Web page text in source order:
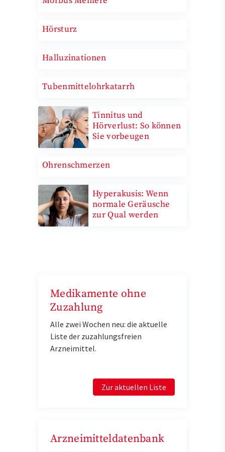
Hörsturz
Halluzinationen
Tubenmittelohrkatarrh
Tinnitus und
Hörverlust: So können
Sie vorbeugen
Ohrenschmerzen
Hyperakusis: Wenn
normale Geräusche
zur Qual werden
Medikamente ohne
Zuzahlung
Alle zwei Wochen neu: die aktuelle
Liste der zuzahlungsfreien
Arzneimittel.
Zur aktuellen Liste
Arzneimitteldatenbank